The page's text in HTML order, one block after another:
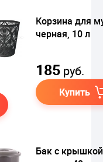
Корзина для
черная, 10 л
185 руб.
Купить
Бак с